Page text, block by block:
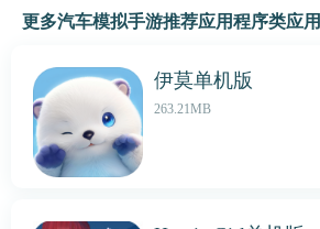
更多汽车模拟手游推荐应用程序类应用
伊莫单机版
263.21MB